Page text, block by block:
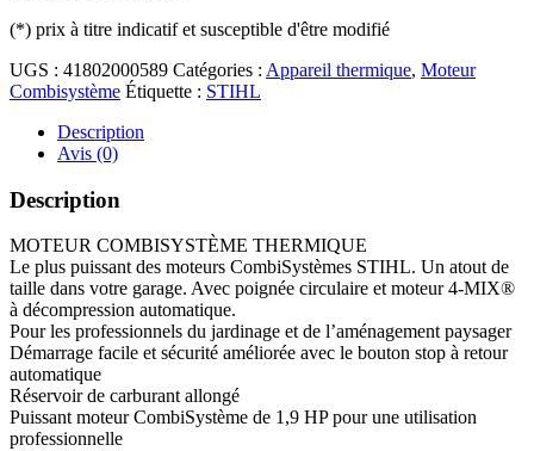
(*) prix à titre indicatif et susceptible d'être modifié
UGS : 41802000589 Catégories : Appareil thermique, Moteur
Combisystème Étiquette : STIHL
Description
Avis (0)
Description
MOTEUR COMBISYSTÈME THERMIQUE
Le plus puissant des moteurs CombiSystèmes STIHL. Un atout de
taille dans votre garage. Avec poignée circulaire et moteur 4-MIX®
à décompression automatique.
Pour les professionnels du jardinage et de l’aménagement paysager
Démarrage facile et sécurité améliorée avec le bouton stop à retour
automatique
Réservoir de carburant allongé
Puissant moteur CombiSystème de 1,9 HP pour une utilisation
professionnelle